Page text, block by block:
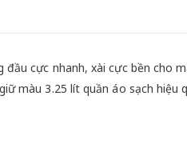
cực nhanh, xài cực bền cho
màu 3.25 lít quần áo sạch hiệu